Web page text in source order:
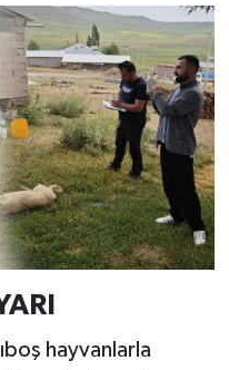
hayvanlarla